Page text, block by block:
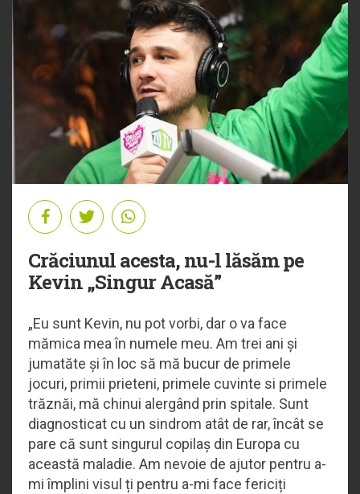
Crăciunul acesta, nu-l lăsăm pe
Kevin „Singur Acasă”
„Eu sunt Kevin, nu pot vorbi, dar o va face
mămica mea în numele meu. Am trei ani și
jumatăte și în loc să mă bucur de primele
jocuri, primii prieteni, primele cuvinte si primele
trăznăi, mă chinui alergând prin spitale. Sunt
diagnosticat cu un sindrom atât de rar, încât se
pare că sunt singurul copilaș din Europa cu
această maladie. Am nevoie de ajutor pentru a-
mi împlini visul ți pentru a-mi face fericiți